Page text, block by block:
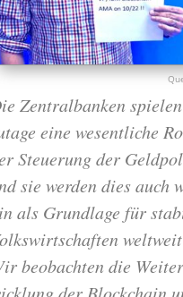
Zen­tral­ban­ken
ei­ne we­sent­li­che
Steue­rung der
sie wer­den dies auch
als Grund­la­ge für
be­ob­ach­ten die